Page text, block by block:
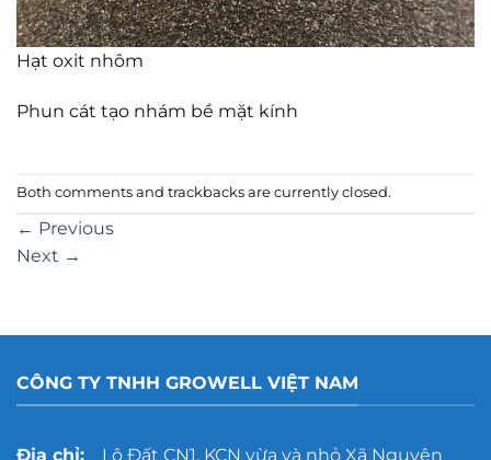
Hạt oxit nhôm
Phun cát tạo nhám bề mặt kính
Both comments and trackbacks are currently closed.
← Previous
Next →
CÔNG TY TNHH GROWELL VIỆT NAM
Địa chỉ:Lô Đất CN1, KCN vừa và nhỏ Xã Nguyên